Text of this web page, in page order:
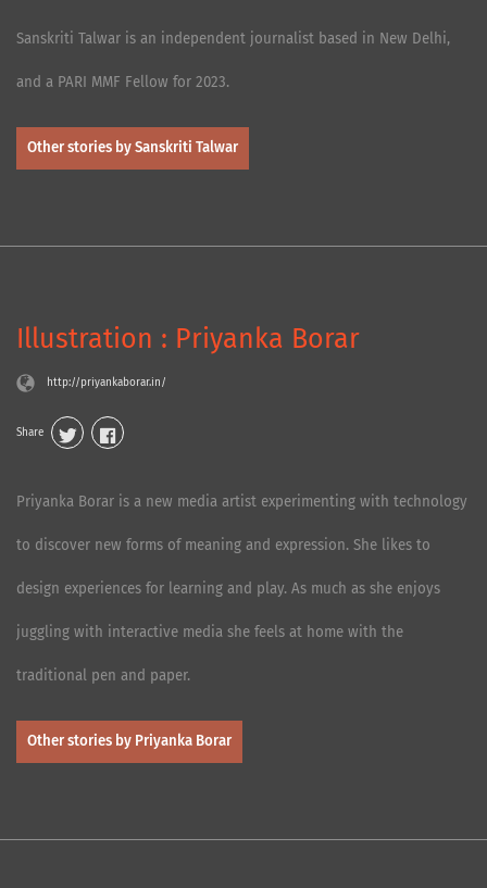
Sanskriti Talwar is an independent journalist based in New Delhi,
and a PARI MMF Fellow for 2023.
Other stories by Sanskriti Talwar
Illustration : Priyanka Borar
http://priyankaborar.in/
Share
Priyanka Borar is a new media artist experimenting with technology
to discover new forms of meaning and expression. She likes to
design experiences for learning and play. As much as she enjoys
juggling with interactive media she feels at home with the
traditional pen and paper.
Other stories by Priyanka Borar